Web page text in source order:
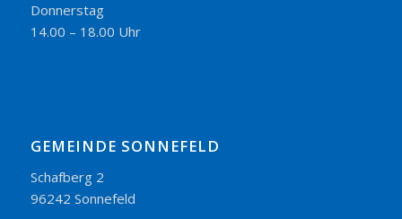
Donnerstag
14.00 – 18.00 Uhr
GEMEINDE SONNEFELD
Schafberg 2
96242 Sonnefeld